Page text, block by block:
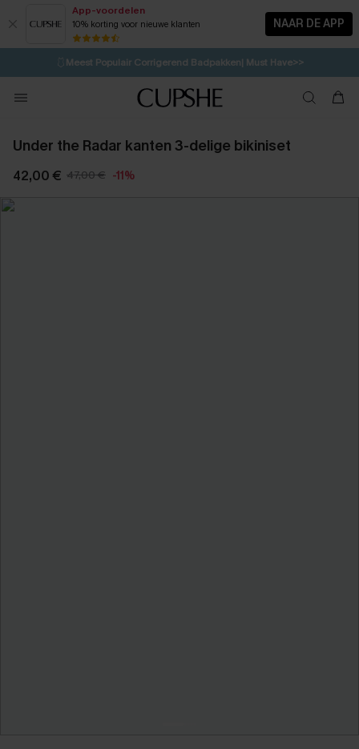
App-voordelen
10% korting voor nieuwe klanten NAAR DE APP
⚡️LAATSTE KANS | Tot 50% korting>>
🩱Meest Populair Corrigerend Badpakken| Must Have>>
💌Abonneer je & ontvang tot 15% korting>>
Koop 3, krijg 15% korting | CODE: SW15 1D:13H:48M:26S
Under the Radar kanten 3-delige bikiniset
42,00 € 47,00 € -11%